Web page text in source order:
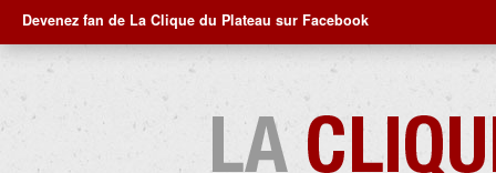
Devenez fan de La Clique du Plateau sur Facebook